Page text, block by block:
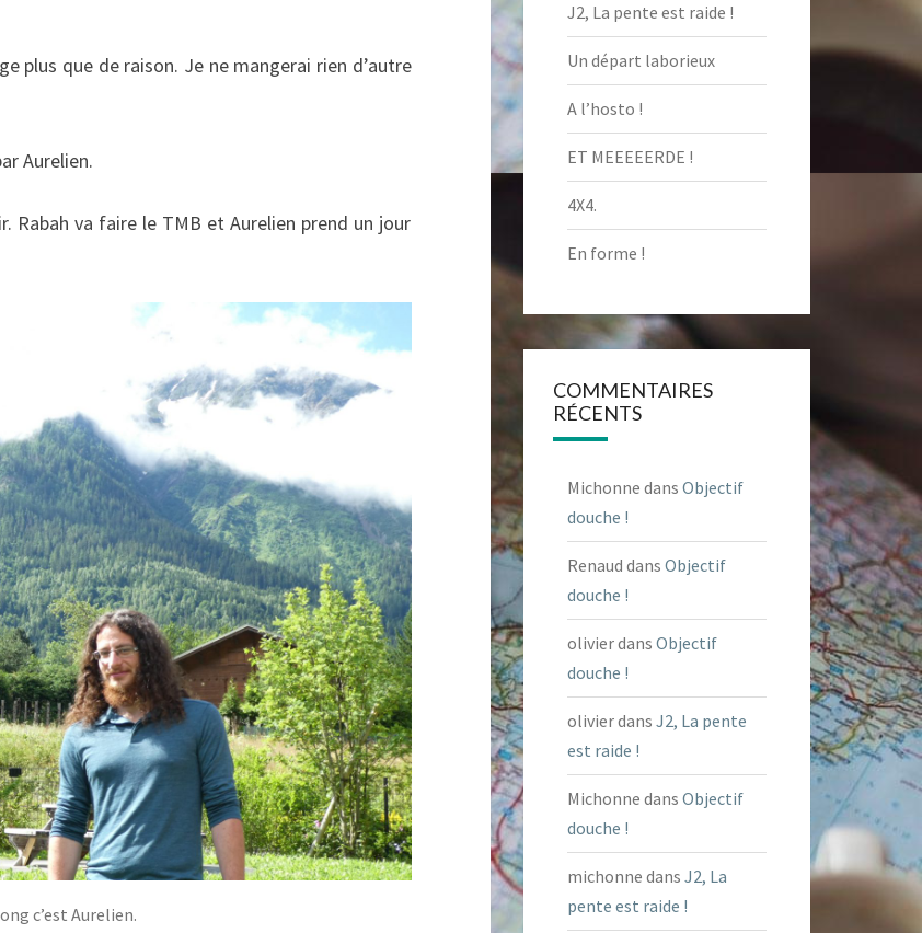
plus que de raison. Je ne mangerai rien d’autre
Aurelien.
Rabah va faire le TMB et Aurelien prend un jour
c’est Aurelien.
J2, La pente est raide !
Un départ laborieux
A l’hosto !
ET MEEEEERDE !
4X4.
En forme !
COMMENTAIRES
RÉCENTS
Michonne dans Objectif
douche !
Renaud dans Objectif
douche !
olivierdans Objectif
douche !
olivierdans J2, La pente
est raide !
Michonne dans Objectif
douche !
michonne dans J2, La
pente est raide !